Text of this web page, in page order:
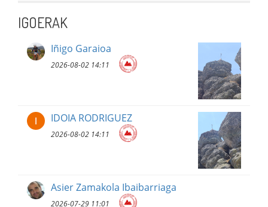
IGOERAK
Iñigo Garaioa
2026-08-02 14:11
IDOIA RODRIGUEZ
2026-08-02 14:11
Asier Zamakola Ibaibarriaga
2026-07-29 11:01